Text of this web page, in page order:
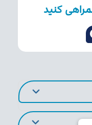
کنید